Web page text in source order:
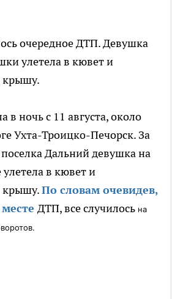
очередное ДТП. Девушка
улетела в кювет и
крышу.
в ночь с 11 августа, около
Ухта-Троицко-Печорск. За
Дальний девушка на
в кювет и
крышу.По словам очевидев,
ДТП, все случилось на